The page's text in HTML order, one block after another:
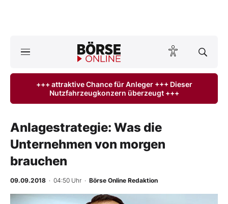
ktuelle Ausgabe BÖRSE ONLINE lesen
Finanz-Check
BO-Musterdepots
+++ attraktive Chance für Anleger +++ Dieser
Nutzfahrzeugkonzern überzeugt +++
Anlagestrategie: Was die
Unternehmen von morgen
brauchen
09.09.2018 · 04:50 Uhr · Börse Online Redaktion